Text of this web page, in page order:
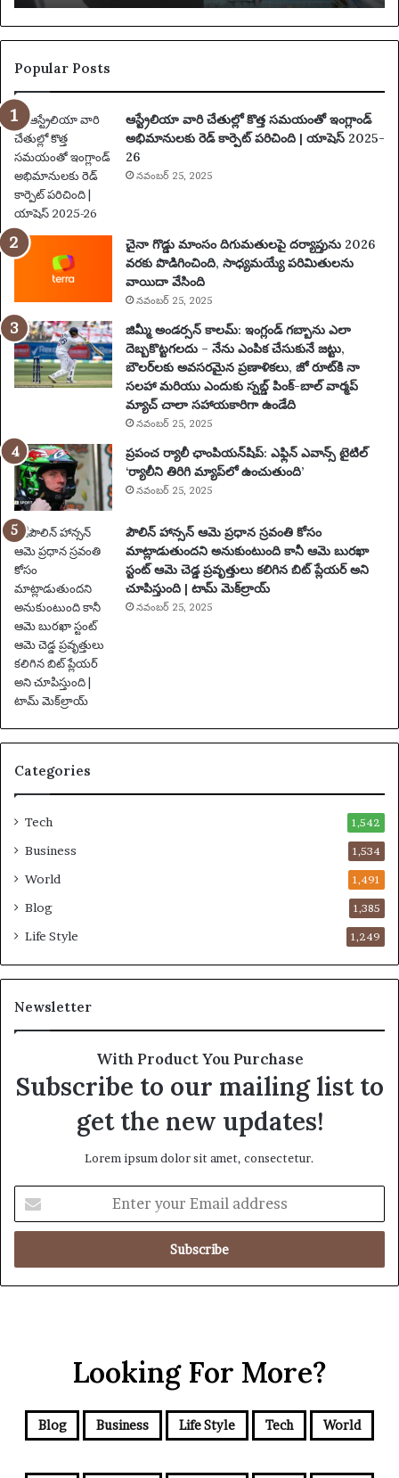
ర్
2
0
2
:
పూ
ర్తి
ప్ర
యా
ణం
,
న
గ
వే
ది
క
లు
యు
ము
ఖ్య
సం
ఘ
ట
న
లు
|
ఫు
ట్‌
బా
ల్
వా
ర్త
ది
Popular Posts
ఆస్ట్రేలియా వారి చేతుల్లో కొత్త సమయంతో ఇంగ్లాండ్
అభిమానులకు రెడ్ కార్పెట్ పరిచింది | యాషెస్ 2025-
26
నవంబర్ 25, 2025
చైనా గొడ్డు మాంసం దిగుమతులపై దర్యాప్తును 2026
వరకు పొడిగించింది, సాధ్యమయ్యే పరిమితులను
వాయిదా వేసింది
నవంబర్ 25, 2025
జిమ్మీ అండర్సన్ కాలమ్: ఇంగ్లండ్ గబ్బాను ఎలా
దెబ్బకొట్టగలదు – నేను ఎంపిక చేసుకునే జట్టు,
బౌలర్‌లకు అవసరమైన ప్రణాళికలు, జో రూట్‌కి నా
సలహా మరియు ఎందుకు స్నబ్డ్ పింక్-బాల్ వార్మప్
మ్యాచ్ చాలా సహాయకారిగా ఉండేది
నవంబర్ 25, 2025
ప్రపంచ ర్యాలీ ఛాంపియన్‌షిప్: ఎఫ్లిన్ ఎవాన్స్ టైటిల్
‘ర్యాలీని తిరిగి మ్యాప్‌లో ఉంచుతుంది’
నవంబర్ 25, 2025
పౌలిన్ హాన్సన్ ఆమె ప్రధాన స్రవంతి కోసం
మాట్లాడుతుందని అనుకుంటుంది కానీ ఆమె బురఖా
స్టంట్ ఆమె చెడ్డ ప్రవృత్తులు కలిగిన బిట్ ప్లేయర్ అని
చూపిస్తుంది | టామ్ మెక్‌ల్రాయ్
నవంబర్ 25, 2025
Categories
Tech 1,542
Business 1,534
World 1,491
Blog 1,385
Life Style 1,249
Newsletter
With Product You Purchase
Subscribe to our mailing list to
get the new updates!
Lorem ipsum dolor sit amet, consectetur.
t
r
y
Looking For More?
Blog Business Life Style Tech World